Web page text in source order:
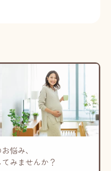
悩み、
みませんか？